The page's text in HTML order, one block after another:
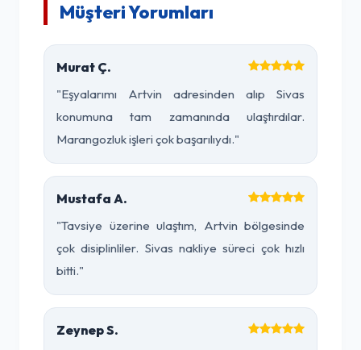
Müşteri Yorumları
Murat Ç.
"Eşyalarımı Artvin adresinden alıp Sivas
konumuna tam zamanında ulaştırdılar.
Marangozluk işleri çok başarılıydı."
Mustafa A.
"Tavsiye üzerine ulaştım, Artvin bölgesinde
çok disiplinliler. Sivas nakliye süreci çok hızlı
bitti."
Zeynep S.